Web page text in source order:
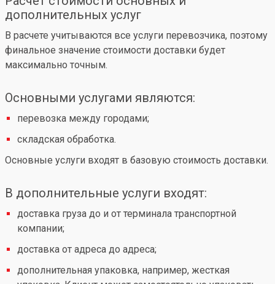
дополнительных услуг
В расчете учитываются все услуги перевозчика, поэтому
финальное значение стоимости доставки будет
максимально точным.
Основными услугами являются:
перевозка между городами;
складская обработка.
Основные услуги входят в базовую стоимость доставки.
В дополнительные услуги входят:
доставка груза до и от терминала транспортной
компании;
доставка от адреса до адреса;
дополнительная упаковка, например, жесткая